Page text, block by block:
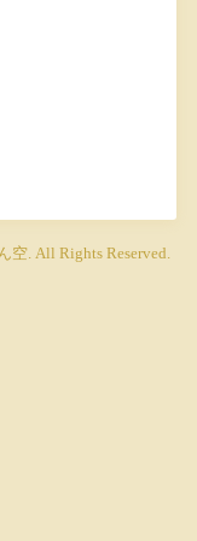
空. All Rights Reserved.